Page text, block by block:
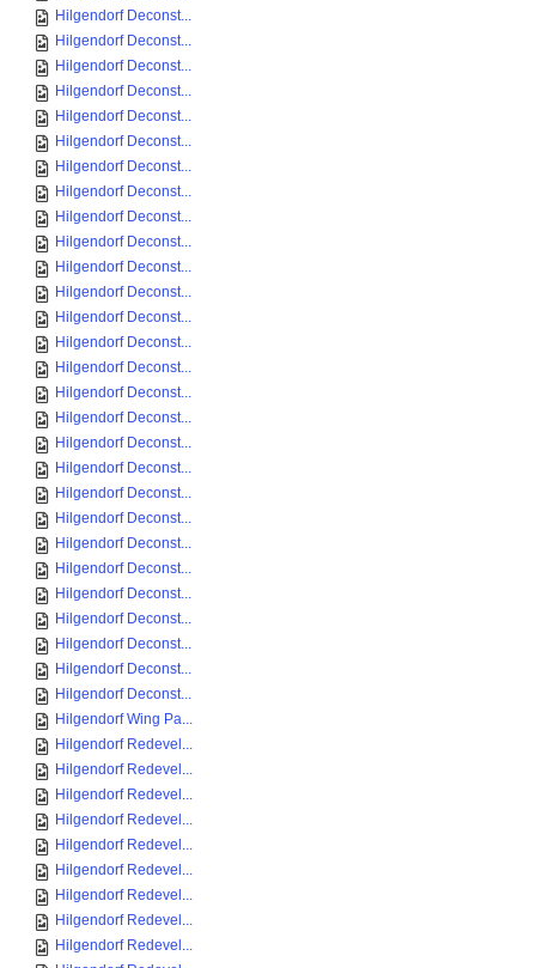
Hilgendorf Deconst...
Hilgendorf Deconst...
Hilgendorf Deconst...
Hilgendorf Deconst...
Hilgendorf Deconst...
Hilgendorf Deconst...
Hilgendorf Deconst...
Hilgendorf Deconst...
Hilgendorf Deconst...
Hilgendorf Deconst...
Hilgendorf Deconst...
Hilgendorf Deconst...
Hilgendorf Deconst...
Hilgendorf Deconst...
Hilgendorf Deconst...
Hilgendorf Deconst...
Hilgendorf Deconst...
Hilgendorf Deconst...
Hilgendorf Deconst...
Hilgendorf Deconst...
Hilgendorf Deconst...
Hilgendorf Deconst...
Hilgendorf Deconst...
Hilgendorf Deconst...
Hilgendorf Deconst...
Hilgendorf Deconst...
Hilgendorf Deconst...
Hilgendorf Deconst...
Hilgendorf Wing Pa...
Hilgendorf Redevel...
Hilgendorf Redevel...
Hilgendorf Redevel...
Hilgendorf Redevel...
Hilgendorf Redevel...
Hilgendorf Redevel...
Hilgendorf Redevel...
Hilgendorf Redevel...
Hilgendorf Redevel...